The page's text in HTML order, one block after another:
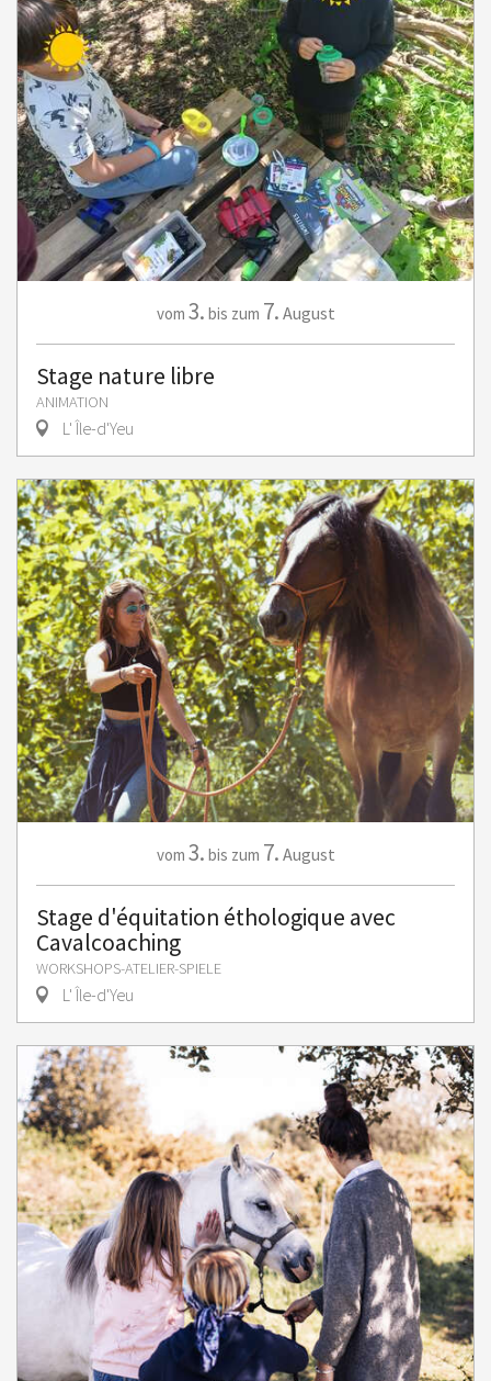
vom 3. bis zum 7. August
Stage nature libre
ANIMATION
L' Île-d'Yeu
vom 3. bis zum 7. August
Stage d'équitation éthologique avec
Cavalcoaching
WORKSHOPS-ATELIER-SPIELE
L' Île-d'Yeu